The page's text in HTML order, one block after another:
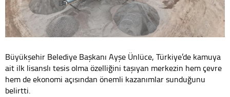
Büyükşehir Belediye Başkanı Ayşe Ünlüce, Türkiye’de kamuya
ait ilk lisanslı tesis olma özelliğini taşıyan merkezin hem çevre
hem de ekonomi açısından önemli kazanımlar sunduğunu
belirtti.